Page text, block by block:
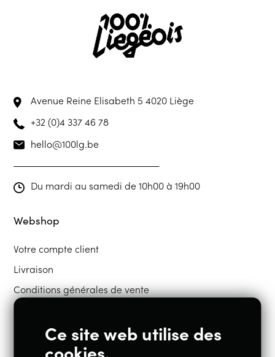
Avenue Reine Elisabeth 54020 Liège
+32 (0)4 337 46 78
hello@100lg.be
Du mardi au samedi de 10h00 à 19h00
Webshop
Votre compte client
Livraison
Conditions générales de vente
Restons en contact
Ce site web utilise des
cookies.